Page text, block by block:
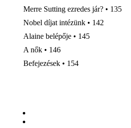
Merre Sutting ezredes jár? • 135
Nobel díjat intézünk • 142
Alaine belépője • 145
A nők • 146
Befejezések • 154